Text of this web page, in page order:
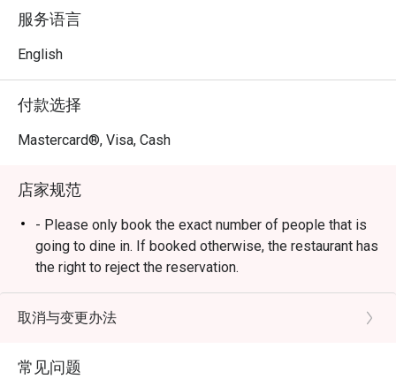
食，提供了最美的背景。
🍽️ 精选推荐
主厨 Wan 的家传秘方食谱。
・Laksa Johor｜源自南部的经典风味，以鱼肉为基底的浓
郁奶香酱汁，搭配意大利面享用。
口感软嫩入味，香气四溢。
🥤 招牌饮品
・多款清爽的在地茗茶、热带果汁及无酒精特调饮品，沁
凉解渴。
⭐ Google 评分：4.6 分（来自 3513 条评论）
一场美味的出走。
服务语言
English
付款选择
Mastercard®, Visa, Cash
店家规范
- Please only book the exact number of people that is
going to dine in. If booked otherwise, the restaurant has
the right to reject the reservation.
- Customers need to arrive within 15 mins of the
reservation slot booked.
mins only.
取消与变更办法
常见问题